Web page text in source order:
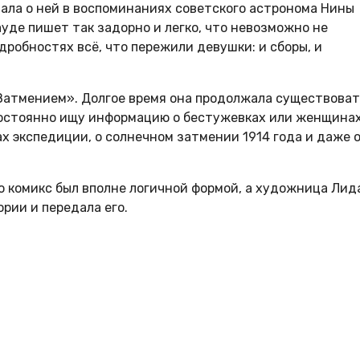
о ней в воспоминаниях советского астронома Нины
пишет так задорно и легко, что невозможно не
всё, что пережили девушки: и сборы, и
Долгое время она продолжала
ищу информацию о бестужевках или
экспедиции, о солнечном затмении 1914 года и даже о
комикс был вполне логичной формой, а художница
и передала его.